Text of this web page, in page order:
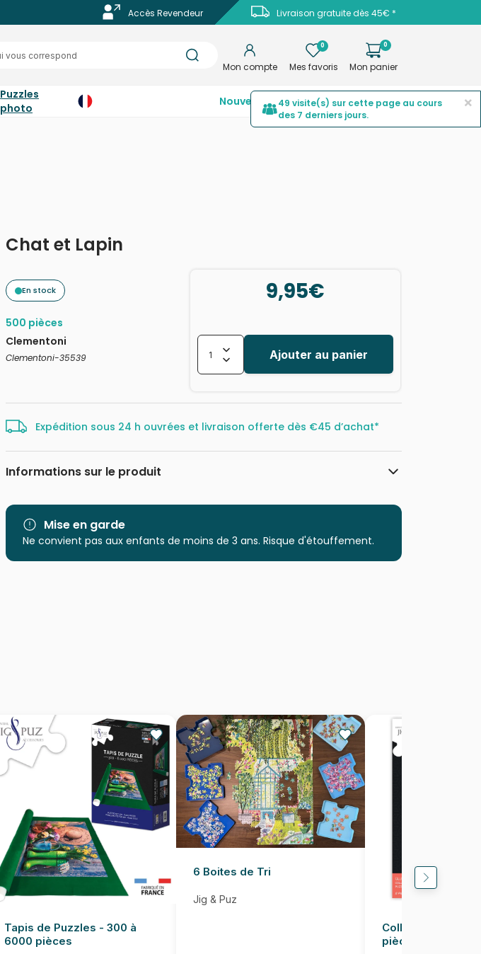
Livraison gratuite dès 45€ *
Accès Revendeur
Mon compte
0
Mes favoris
0
Mon panier
Puzzles
photo
NouveautésTop ventesPromotions
Chat et Lapin
En stock
500 pièces
Clementoni
Clementoni-35539
9,95€
Ajouter au panier
Expédition sous 24 h ouvrées et livraison offerte dès €45 d’achat*
Informations sur le produit
Catégorie
Puzzles - Chats
Age
Puzzle pour Adultes (500 à 48.000
Mise en garde
Ne convient pas aux enfants de moins de 3 ans. Risque d'étouffement.
Tapis de Puzzles - 300 à
6000 pièces
6 Boites de Tri
Jig & Puz
Colle pour Puzzle
pièces
×
49 visite(s) sur cette page au cours
des 7 derniers jours.